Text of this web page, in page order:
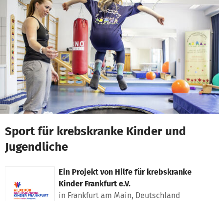
Zum Hauptinhalt springen
Erklärung zur Barrierefreiheit anzeigen
Sport für krebskranke Kinder und
Jugendliche
Ein Projekt von Hilfe für krebskranke
Kinder Frankfurt e.V.
in Frankfurt am Main, Deutschland